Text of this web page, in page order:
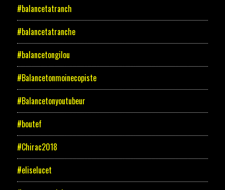
#balancetatranch
#balancetatranche
#balancetongilou
#Balancetonmoinecopiste
#Balancetonyoutubeur
#boutef
#Chirac2018
#eliselucet